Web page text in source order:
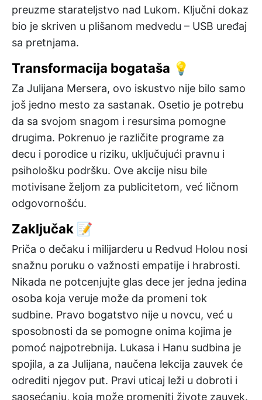
preuzme starateljstvo nad Lukom. Ključni dokaz
bio je skriven u plišanom medvedu – USB uređaj
sa pretnjama.
Transformacija bogataša 💡
Za Julijana Mersera, ovo iskustvo nije bilo samo
još jedno mesto za sastanak. Osetio je potrebu
da sa svojom snagom i resursima pomogne
drugima. Pokrenuo je različite programe za
decu i porodice u riziku, uključujući pravnu i
psihološku podršku. Ove akcije nisu bile
motivisane željom za publicitetom, već ličnom
odgovornošću.
Zaključak 📝
Priča o dečaku i milijarderu u Redvud Holou nosi
snažnu poruku o važnosti empatije i hrabrosti.
Nikada ne potcenjujte glas dece jer jedna jedina
osoba koja veruje može da promeni tok
sudbine. Pravo bogatstvo nije u novcu, već u
sposobnosti da se pomogne onima kojima je
pomoć najpotrebnija. Lukasa i Hanu sudbina je
spojila, a za Julijana, naučena lekcija zauvek će
odrediti njegov put. Pravi uticaj leži u dobroti i
saosećanju, koja može promeniti živote zauvek.